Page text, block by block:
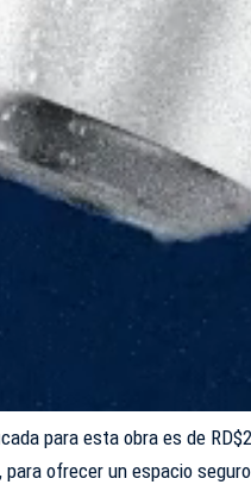
para esta obra es de
ofrecer un espacio